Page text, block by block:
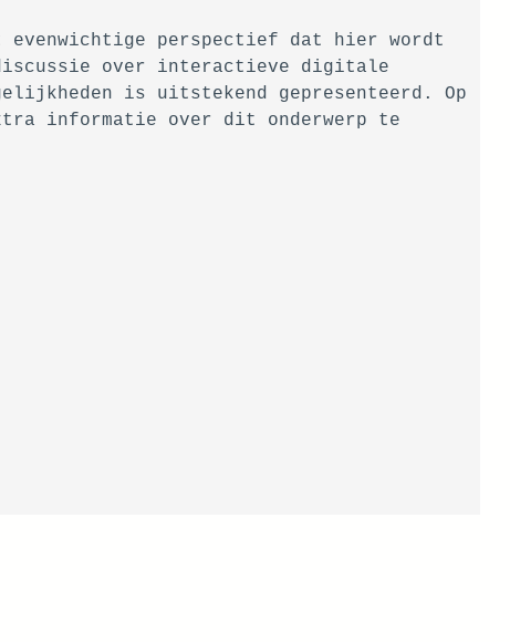
perspectief dat hier wordt
discussie over interactieve digitale
is uitstekend gepresenteerd. Op
informatie over dit onderwerp te